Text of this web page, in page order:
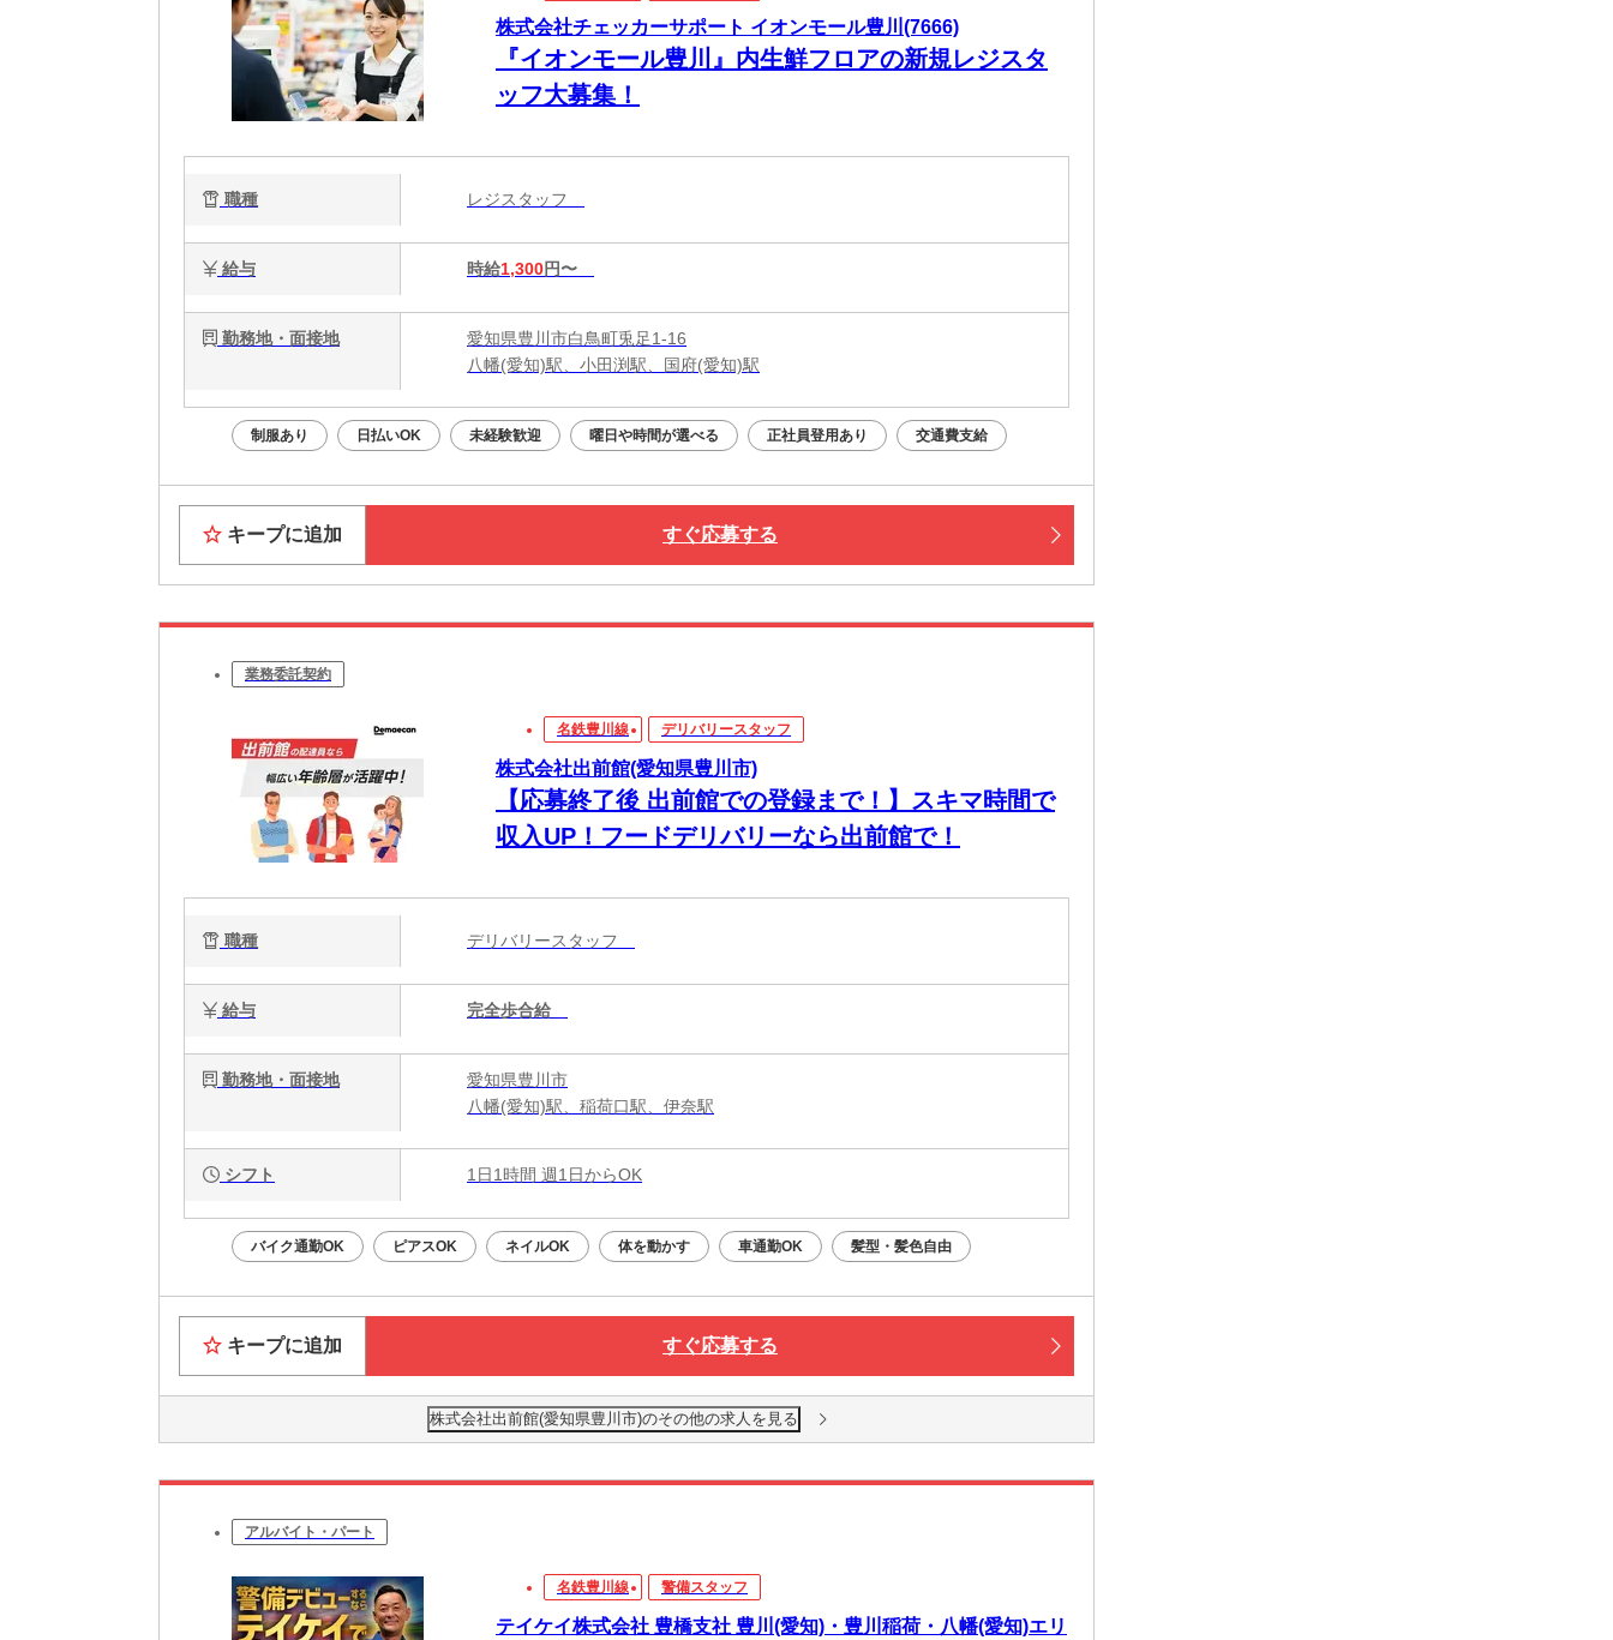
株式会社チェッカーサポート イオンモール豊川(7666)
『イオンモール豊川』内生鮮フロアの新規レジスタ
ッフ大募集！
職種 レジスタッフ
給与 時給1,300円〜
勤務地・面接地
愛知県豊川市白鳥町兎足1-16
八幡(愛知)駅、小田渕駅、国府(愛知)駅
制服あり 日払いOK 未経験歓迎 曜日や時間が選べる 正社員登用あり 交通費支給
キープに追加 すぐ応募する
業務委託契約
名鉄豊川線 デリバリースタッフ
株式会社出前館(愛知県豊川市)
【応募終了後 出前館での登録まで！】スキマ時間で
収入UP！フードデリバリーなら出前館で！
職種 デリバリースタッフ
給与 完全歩合給
勤務地・面接地
愛知県豊川市
八幡(愛知)駅、稲荷口駅、伊奈駅
シフト 1日1時間 週1日からOK
バイク通勤OK ピアスOK ネイルOK 体を動かす 車通勤OK 髪型・髪色自由
キープに追加 すぐ応募する
株式会社出前館(愛知県豊川市)のその他の求人を見る
アルバイト・パート
名鉄豊川線 警備スタッフ
テイケイ株式会社 豊橋支社 豊川(愛知)・豊川稲荷・八幡(愛知)エリ